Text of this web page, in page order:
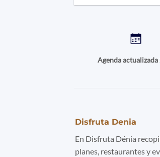
Agenda
Disfruta Denia
En Disfruta Dénia
planes, restaurantes y